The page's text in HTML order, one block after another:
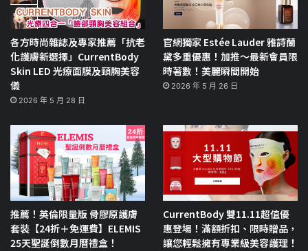
各方時尚雜誌及專家推薦「抗老
化護膚新選擇」CurrentBody
Skin LED 光療面膜及頸胸美容
儀
2026 年 5 月 28 日
官網獨家 Estée Lauder 雅詩蘭
黛多重優惠！加推～最新會員限
時著數！美麗瞬間開始
2026 年 5 月 26 日
推薦！英倫限量版 骨膠原護膚
套裝【24折＋免運費】ELEMIS
25天聖誕倒數月曆禮盒！
CurrentBody 雙11.11超值優
惠登場！滿額折扣、限時贈品，
讓您輕鬆擁有專業級美容護理！